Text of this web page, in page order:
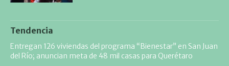
Tendencia
Entregan 126 viviendas del programa “Bienestar” en San Juan
del Río; anuncian meta de 48 mil casas para Querétaro